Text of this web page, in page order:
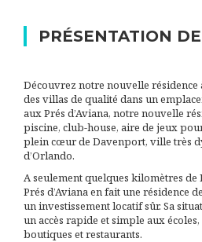
PRÉSENTATION
Découvrez notre nouvelle
des villas de qualité dans un
aux Prés d’Aviana, notre nouvelle
piscine, club-house, aire de jeux
plein cœur de Davenport, ville très
d’Orlando.
A seulement quelques kilomètres de
Prés d’Aviana en fait une résidence
un investissement locatif sûr. Sa
un accès rapide et simple aux
boutiques et restaurants.